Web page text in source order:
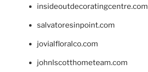
insideoutdecoratingcentre.com
salvatoresinpoint.com
jovialfloralco.com
johnlscotthometeam.com